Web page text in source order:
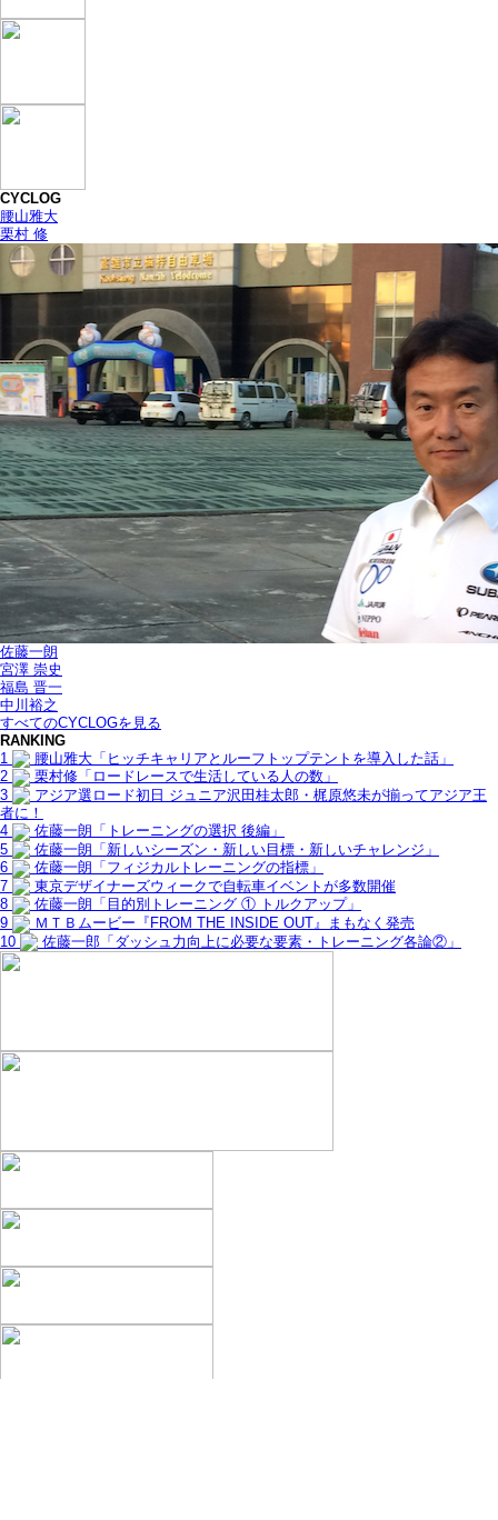
CYCLOG
腰山雅大
栗村 修
佐藤一朗
宮澤 崇史
福島 晋一
中川裕之
すべてのCYCLOGを見る
RANKING
1
腰山雅大「ヒッチキャリアとルーフトップテントを導入した話」
2
栗村修「ロードレースで生活している人の数」
3
アジア選ロード初日 ジュニア沢田桂太郎・梶原悠未が揃ってアジア王
者に！
4
佐藤一朗「トレーニングの選択 後編」
5
佐藤一朗「新しいシーズン・新しい目標・新しいチャレンジ」
6
佐藤一朗「フィジカルトレーニングの指標」
7
東京デザイナーズウィークで自転車イベントが多数開催
8
佐藤一朗「目的別トレーニング ① トルクアップ」
9
ＭＴＢムービー『FROM THE INSIDE OUT』まもなく発売
10
佐藤一郎「ダッシュ力向上に必要な要素・トレーニング各論②」